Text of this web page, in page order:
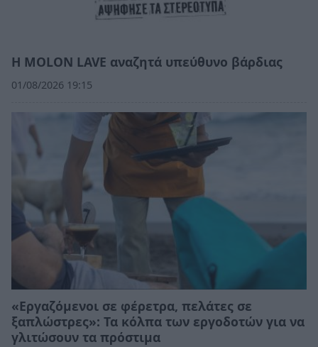
Η MOLON LAVE αναζητά υπεύθυνο βάρδιας
01/08/2026 19:15
«Εργαζόμενοι σε φέρετρα, πελάτες σε
ξαπλώστρες»: Τα κόλπα των εργοδοτών για να
γλιτώσουν τα πρόστιμα